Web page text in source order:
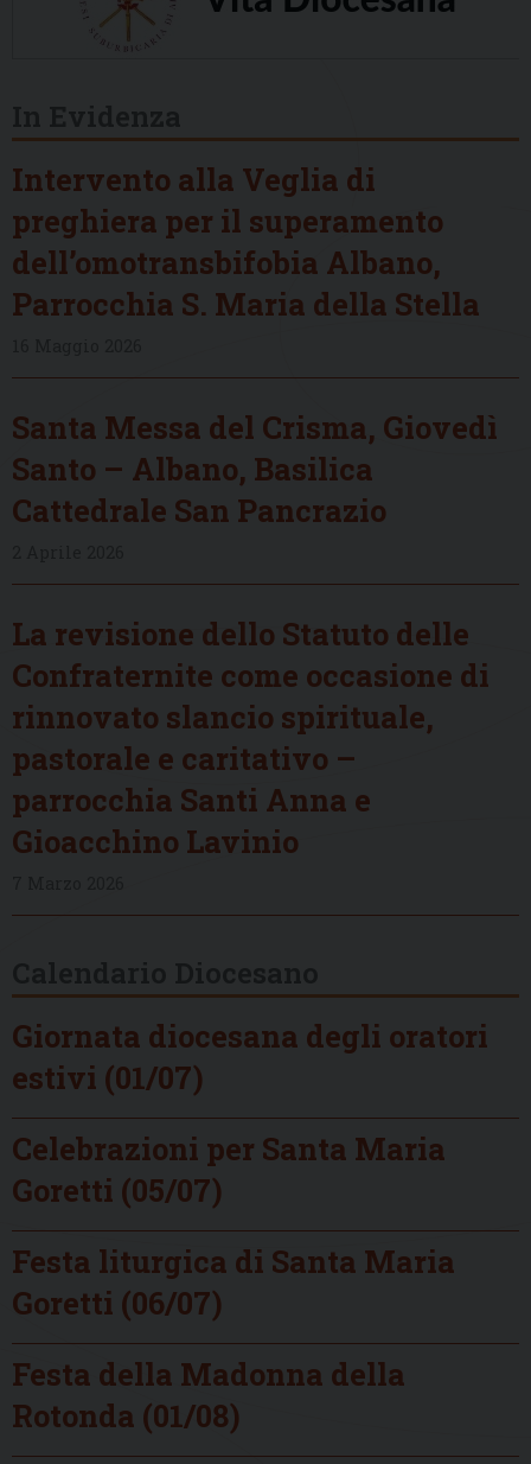
Intervento alla Veglia di
preghiera per il superamento
dell’omotransbifobia Albano,
Parrocchia S. Maria della Stella
Santa Messa del Crisma, Giovedì
Santo – Albano, Basilica
Cattedrale San Pancrazio
La revisione dello Statuto delle
Confraternite come occasione di
rinnovato slancio spirituale,
pastorale e caritativo –
parrocchia Santi Anna e
Gioacchino Lavinio
Giornata diocesana degli oratori
estivi (01/07)
Celebrazioni per Santa Maria
Goretti (05/07)
Festa liturgica di Santa Maria
Goretti (06/07)
Festa della Madonna della
Rotonda (01/08)